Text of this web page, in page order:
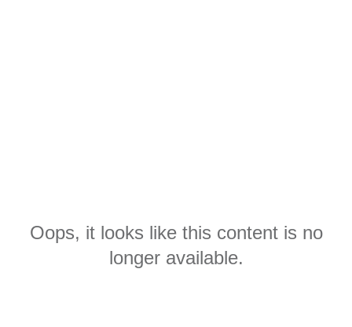
Oops, it looks like this content is no
longer available.